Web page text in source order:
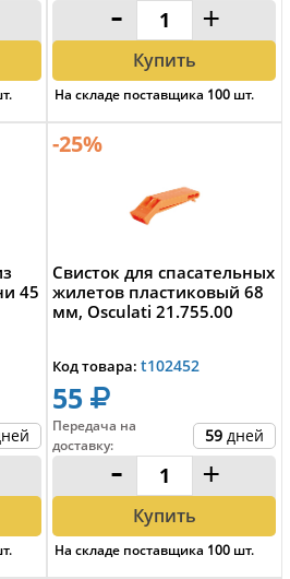
- +
Купить
На складе поставщика 100 шт.
45
-25%
Свисток для спасательных
жилетов пластиковый 68
мм, Osculati 21.755.00
Код товара: t102452
55
Передача на
доставку: 59 дней
- +
Купить
На складе поставщика 100 шт.